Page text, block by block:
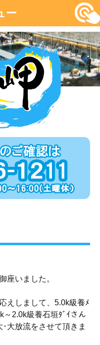
ー
座いました。
えしまして、5.0k級養ﾒ
～2.0k級養石垣ﾀﾞｲさん
大放流をさせて頂きま